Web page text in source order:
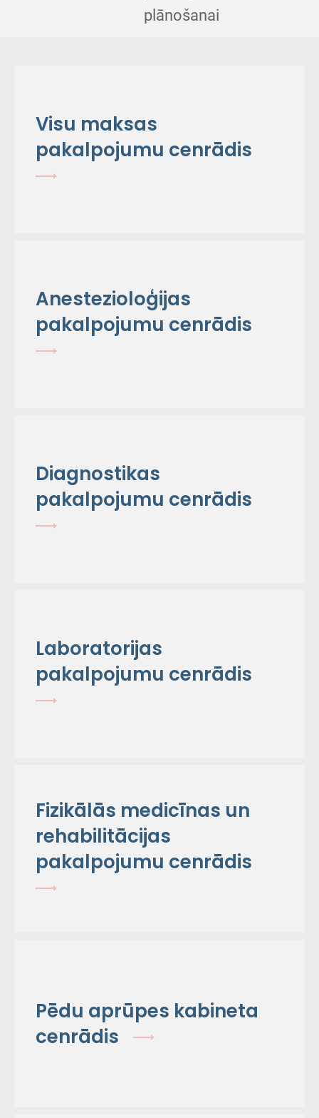
plānošanai
Visu maksas
pakalpojumu cenrādis
Anestezioloģijas
pakalpojumu cenrādis
Diagnostikas
pakalpojumu cenrādis
Laboratorijas
pakalpojumu cenrādis
Fizikālās medicīnas un
rehabilitācijas
pakalpojumu cenrādis
Pēdu aprūpes kabineta
cenrādis